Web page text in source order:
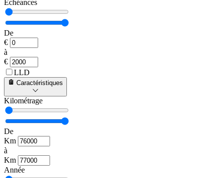
Échéances
De
€
à
€
LLD
Caractéristiques
Kilométrage
De
Km
à
Km
Année